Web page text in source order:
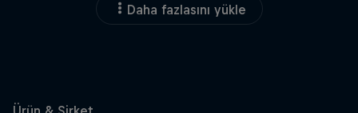
Daha fazlasını yükle